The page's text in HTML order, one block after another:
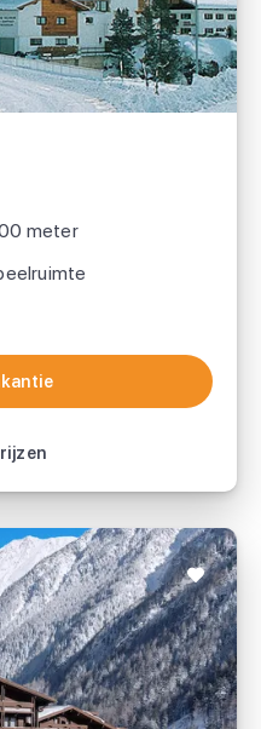
meter
Hotel Tyrolerhof